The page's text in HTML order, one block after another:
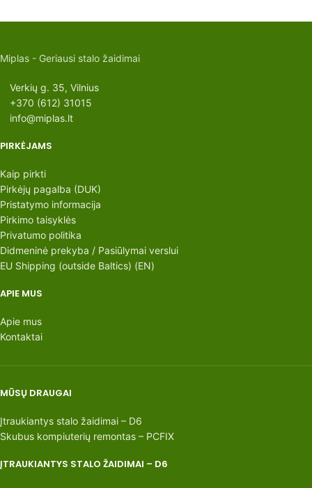
Miplas - Geriausi stalo žaidimai
Verkių g. 35, Vilnius
+370 (612) 31015
info@miplas.lt
PIRKĖJAMS
Kaip pirkti
Pirkėjų pagalba (DUK)
Pristatymo informacija
Pirkimo taisyklės
Privatumo politika
Didmeninė prekyba / Pasiūlymai verslui
EU Shipping (outside Baltics) (EN)
APIE MUS
Apie mus
Kontaktai
MŪSŲ DRAUGAI
Įtraukiantys stalo žaidimai – D6
Skubus kompiuterių remontas – PCFIX
ĮTRAUKIANTYS STALO ŽAIDIMAI – D6